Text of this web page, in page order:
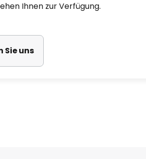
Ihnen zur Verfügung.
Sie uns